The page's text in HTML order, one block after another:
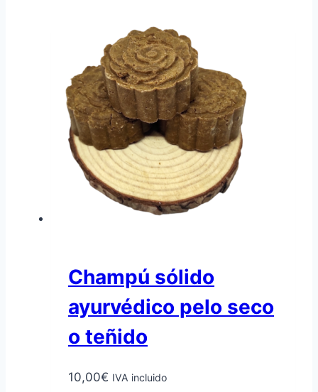
Champú sólido
ayurvédico pelo seco
o teñido
10,00€ IVA incluido